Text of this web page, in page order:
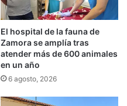
El hospital de la fauna de
Zamora se amplía tras
atender más de 600 animales
en un año
6 agosto, 2026